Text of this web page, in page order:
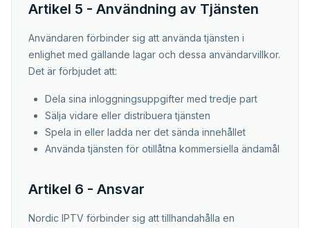
Artikel 5 - Användning av Tjänsten
Användaren förbinder sig att använda tjänsten i
enlighet med gällande lagar och dessa användarvillkor.
Det är förbjudet att:
Dela sina inloggningsuppgifter med tredje part
Sälja vidare eller distribuera tjänsten
Spela in eller ladda ner det sända innehållet
Använda tjänsten för otillåtna kommersiella ändamål
Artikel 6 - Ansvar
Nordic IPTV förbinder sig att tillhandahålla en